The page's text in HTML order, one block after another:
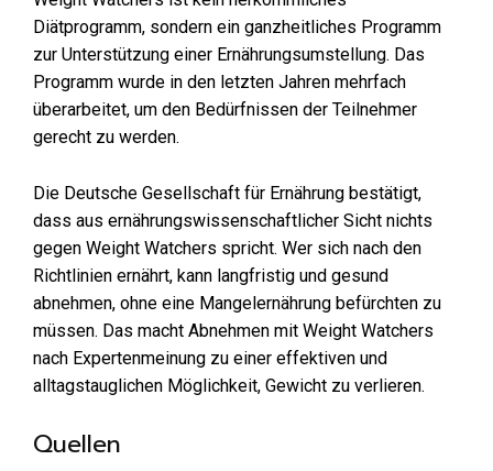
Diätprogramm, sondern ein ganzheitliches Programm
zur Unterstützung einer Ernährungsumstellung. Das
Programm wurde in den letzten Jahren mehrfach
überarbeitet, um den Bedürfnissen der Teilnehmer
gerecht zu werden.
Die Deutsche Gesellschaft für Ernährung bestätigt,
dass aus ernährungswissenschaftlicher Sicht nichts
gegen Weight Watchers spricht. Wer sich nach den
Richtlinien ernährt, kann langfristig und gesund
abnehmen, ohne eine Mangelernährung befürchten zu
müssen. Das macht Abnehmen mit Weight Watchers
nach Expertenmeinung zu einer effektiven und
alltagstauglichen Möglichkeit, Gewicht zu verlieren.
Quellen